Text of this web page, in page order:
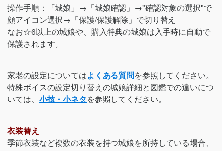
操作手順：「城娘」→「城娘確認」→"確認対象の選択"で
顔アイコン選択→「保護/保護解除」で切り替え
なお☆6以上の城娘や、購入特典の城娘は入手時に自動で
保護されます。
家老の設定についてはよくある質問を参照してください。
特殊ボイスの設定切り替えの城娘詳細と図鑑での違いにつ
いては、 小技・小ネタを参照してください。
衣装替え
季節衣装など複数の衣装を持つ城娘を所持している場合、